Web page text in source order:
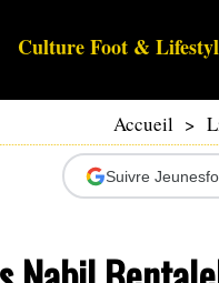
Culture Foot &
Accueil >
Suivre